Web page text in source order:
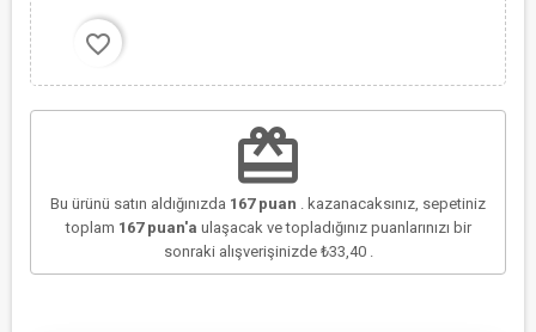
favorite_border
redeem
Bu ürünü satın aldığınızda 167puan . kazanacaksınız, sepetiniz
toplam 167puan'a ulaşacak ve topladığınız puanlarınızı bir
sonraki alışverişinizde ₺33,40.